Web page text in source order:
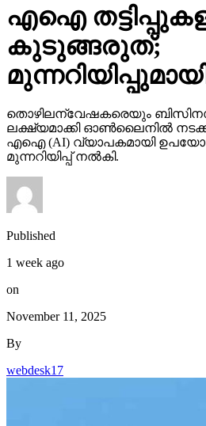
എഐ
കുടുങ്ങരുത്;
തൊഴിലന്വേഷകരെയും
ലക്ഷ്യമാക്കി ഓണ്‍ലൈനില്‍
എഐ (AI) വ്യാപകമായി
മുന്നറിയിപ്പ് നല്‍കി.
Published
1 week ago
on
November 11, 2025
By
webdesk17